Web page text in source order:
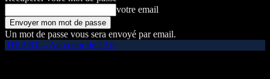
votre email
Un mot de passe vous sera envoyé par email.
HEART – Au coeur de l'Art